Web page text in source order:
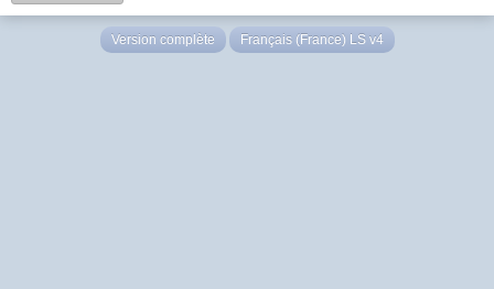
Version complète Français (France) LS v4